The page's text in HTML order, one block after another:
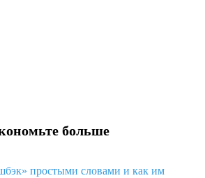
больше
простыми словами и как им